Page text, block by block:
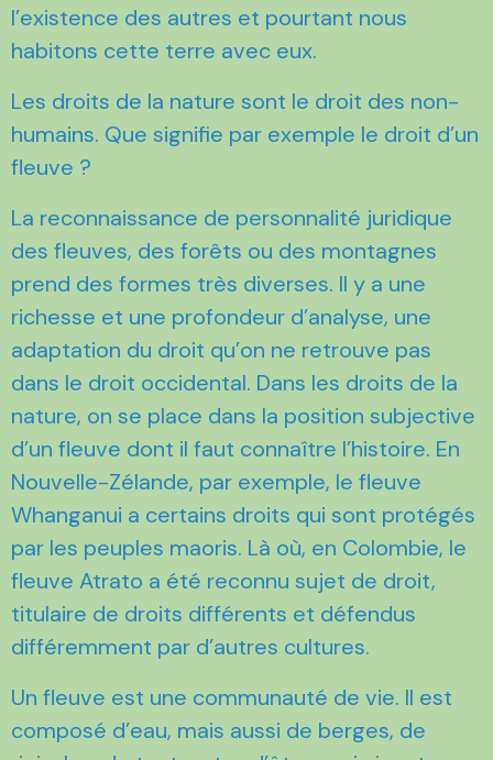
l’existence des autres et pourtant nous
habitons cette terre avec eux.
Les droits de la nature sont le droit des non-
humains. Que signifie par exemple le droit d’un
fleuve ?
La reconnaissance de personnalité juridique
des fleuves, des forêts ou des montagnes
prend des formes très diverses. Il y a une
richesse et une profondeur d’analyse, une
adaptation du droit qu’on ne retrouve pas
dans le droit occidental. Dans les droits de la
nature, on se place dans la position subjective
d’un fleuve dont il faut connaître l’histoire. En
Nouvelle-Zélande, par exemple, le fleuve
Whanganui a certains droits qui sont protégés
par les peuples maoris. Là où, en Colombie, le
fleuve Atrato a été reconnu sujet de droit,
titulaire de droits différents et défendus
différemment par d’autres cultures.
Un fleuve est une communauté de vie. Il est
composé d’eau, mais aussi de berges, de